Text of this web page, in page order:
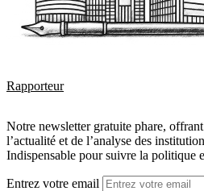
Rapporteur
Notre newsletter gratuite phare,
l’actualité et de l’analyse des
Indispensable pour suivre la politique
Entrez votre email